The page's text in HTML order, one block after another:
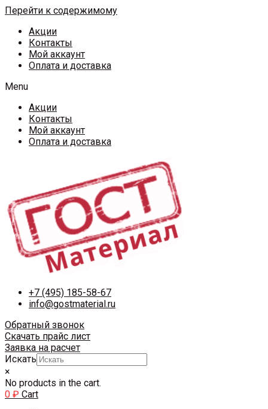
Перейти к содержимому
Акции
Контакты
Мой аккаунт
Оплата и доставка
Menu
Акции
Контакты
Мой аккаунт
Оплата и доставка
+7 (495) 185-58-67
info@gostmaterial.ru
Обратный звонок
Скачать прайс лист
Заявка на расчет
Искать
×
No products in the cart.
0 ₽ Cart